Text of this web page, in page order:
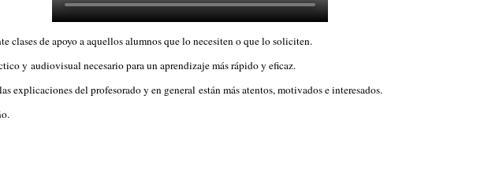
clases de apoyo a aquellos alumnos que lo necesiten o que lo soliciten.
y audiovisual necesario para un aprendizaje más rápido y eficaz.
explicaciones del profesorado y en general están más atentos, motivados e interesados.